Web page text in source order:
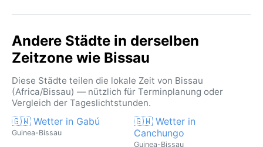
Andere Städte in derselben
Zeitzone wie Bissau
Diese Städte teilen die lokale Zeit von Bissau
(Africa/Bissau) — nützlich für Terminplanung oder
Vergleich der Tageslichtstunden.
🇬🇼 Wetter in Gabú
Guinea-Bissau
🇬🇼 Wetter in
Canchungo
Guinea-Bissau